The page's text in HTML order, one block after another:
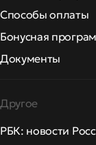
Способы оплаты
Бонусная
Документы
Другое
РБК: новости